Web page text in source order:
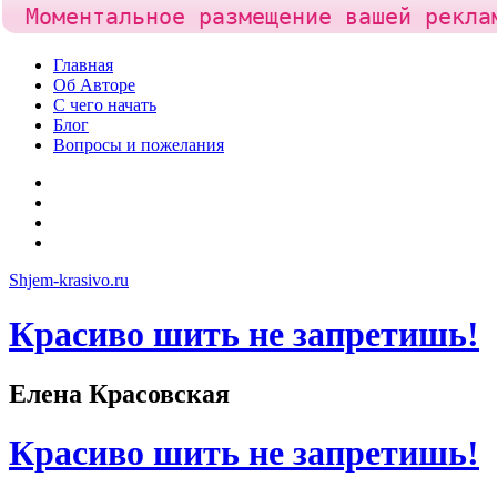
Skip
content
Главная
Об Авторе
С чего начать
Блог
Вопросы и пожелания
Shjem-krasivo.ru
Красиво шить не запретишь!
Елена Красовская
Красиво шить не запретишь!
Моментальное размещение вашей